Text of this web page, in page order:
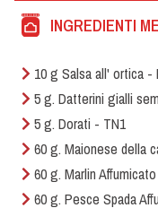
INGREDIENTI
10 g Salsa all' ortica -
5 g. Datterini gialli
5 g. Dorati - TN1
60 g. Maionese della
60 g. Marlin
60 g. Pesce Spada